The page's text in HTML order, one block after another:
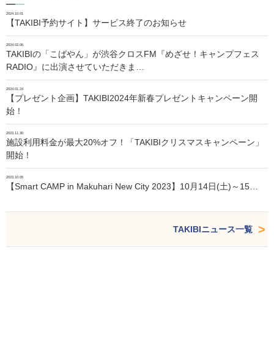
2024.10.01
【TAKIBI予約サイト】サービス終了のお知らせ
2024.02.06
TAKIBIの「こばやん」が渋谷クロスFM『めざせ！キャンプフェス
RADIO』に出演させていただきま…
2024.01.24
【プレゼント企画】TAKIBI2024年新春プレゼントキャンペーン開
始！
2023.11.30
施設利用料金が最大20%オフ！「TAKIBIクリスマスキャンペーン」
開始！
2023.10.05
【Smart CAMP in Makuhari New City 2023】10月14日(土)～15…
TAKIBIニュース一覧